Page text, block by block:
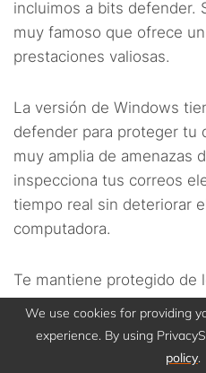
incluimos a bits defender.
muy famoso que ofrece
prestaciones valiosas.
La versión de Windows
defender para proteger tu
muy amplia de amenazas
inspecciona tus correos
tiempo real sin deteriorar
computadora.
Te mantiene protegido de
revisando con mucho
visitas para asegurarse
amenaza que pueda
We use cookies for providing
experience. By using
policy.